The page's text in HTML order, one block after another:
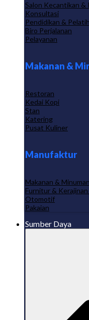
Salon Kecantikan &
Konsultasi
Pendidikan &
Biro Perjalanan
Pelayanan
Makanan &
Restoran
Kedai Kopi
Stan
Katering
Pusat Kuliner
Manufaktur
Makanan & Minuman
Furnitur & Kerajinan
Otomotif
Pakaian
Sumber Daya